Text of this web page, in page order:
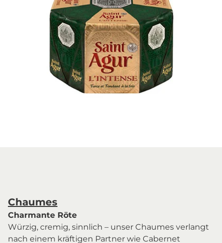
Chaumes
Charmante Röte
Würzig, cremig, sinnlich – unser Chaumes verlangt
nach einem kräftigen Partner wie Cabernet